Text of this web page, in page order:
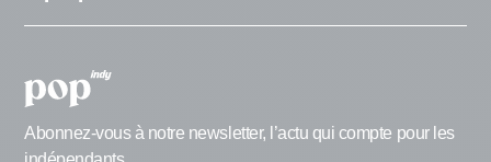
Abonnez-vous à notre newsletter, l’actu qui compte pour les